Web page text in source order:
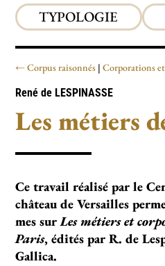
TYPOLOGIE
Corpus raisonnés Corporations
René de LESPINASSE
Les métiers
Ce tra­­­vail réa­­­lisé par le
châ­­­teau de Versailles
mes surLes métiers et
Paris, édités par R. de
Gallica.